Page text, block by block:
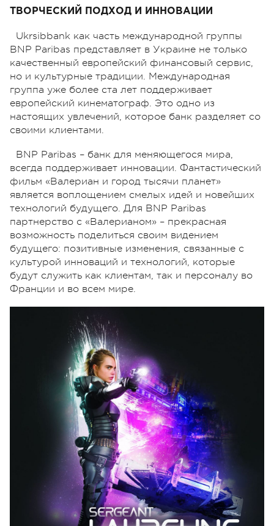
ТВОРЧЕСКИЙ ПОДХОД И ИННОВАЦИИ
Ukrsibbank как часть международной группы
BNP Paribas представляет в Украине не только
качественный европейский финансовый сервис,
но и культурные традиции. Международная
группа уже более ста лет поддерживает
европейский кинематограф. Это одно из
настоящих увлечений, которое банк разделяет со
своими клиентами.
BNP Paribas – банк для меняющегося мира,
всегда поддерживает инновации. Фантастический
фильм «Валериан и город тысячи планет»
является воплощением смелых идей и новейших
технологий будущего. Для BNP Paribas
партнерство с «Валерианом» – прекрасная
возможность поделиться своим видением
будущего: позитивные изменения, связанные с
культурой инноваций и технологий, которые
будут служить как клиентам, так и персоналу во
Франции и во всем мире.